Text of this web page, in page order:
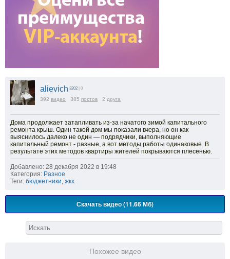
alievich 3202 | 0
392 видео 385 постов 2 друга
Дома продолжает затапливать из-за начатого зимой капитального
ремонта крыш. Один такой дом мы показали вчера, но он как
выяснилось далеко не один — подрядчики, выполняющие
капитальный ремонт - разные, а вот методы работы одинаковые. В
результате этих методов квартиры жителей покрываются плесенью.
Добавлено: 28 декабря 2022 в 19:48
Категория: Разное
Теги: бюджетники, жкх
Скачать видео (11.66 Мб)
Похожее видео